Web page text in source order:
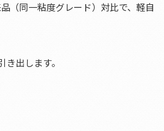
（同一粘度グレード）対比で、軽自
出します。